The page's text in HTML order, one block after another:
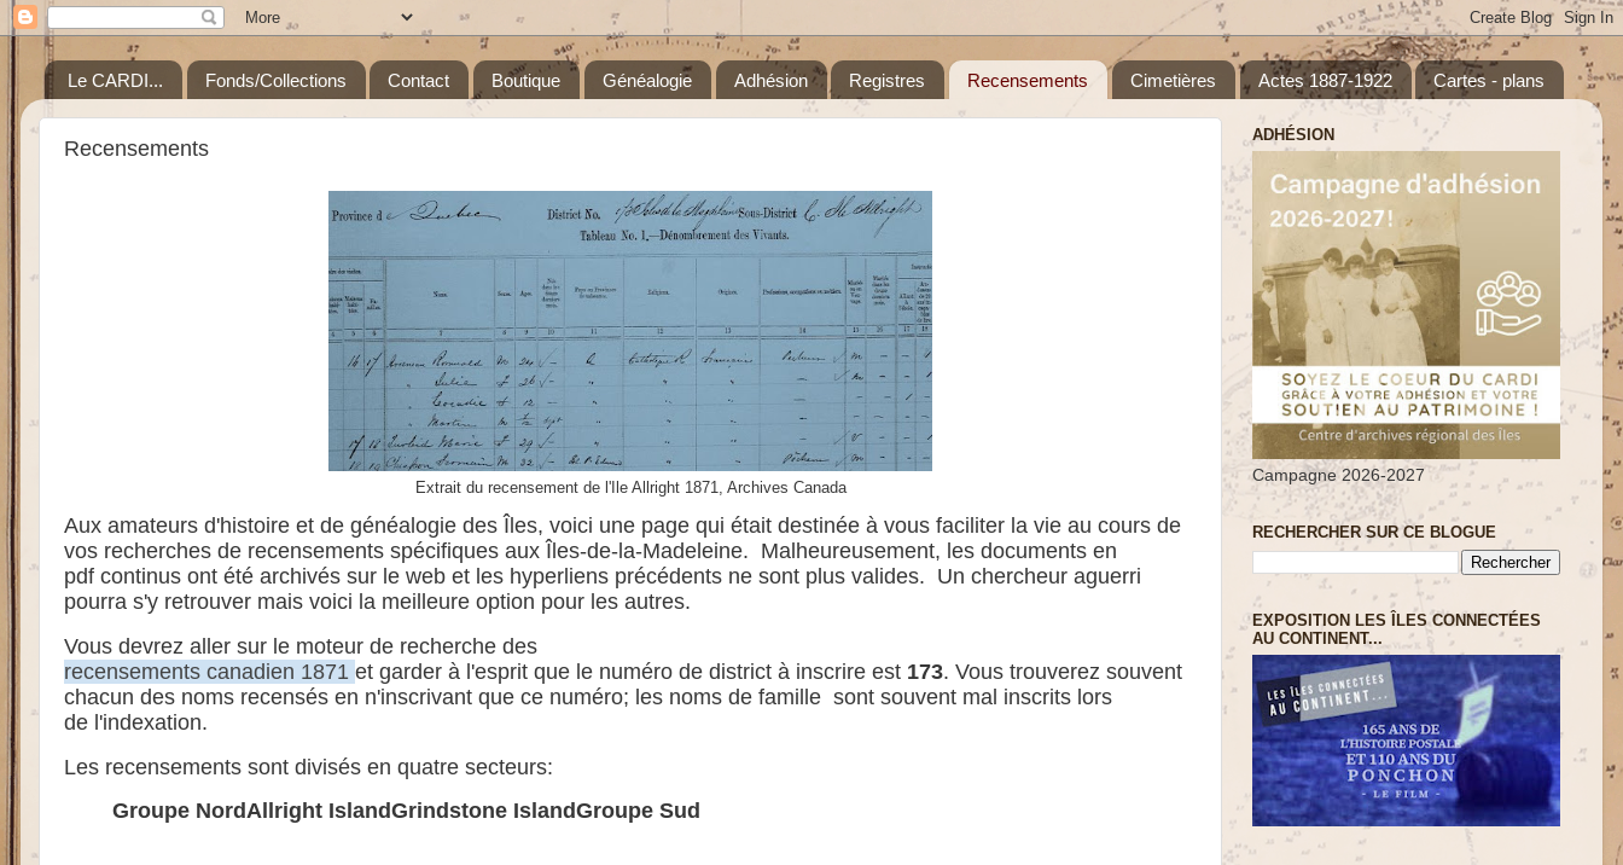
Le CARDI... Fonds/Collections Contact Boutique Généalogie Adhésion Registres Recensements Cimetières Actes 1887-1922 Cartes - plans
Recensements
Extrait du recensement de l'Ile Allright 1871, Archives Canada
Aux amateurs d'histoire et de généalogie des Îles, voici une page qui était destinée à vous faciliter la vie au cours de
vos recherches de recensements spécifiques aux Îles-de-la-Madeleine. Malheureusement, les documents en
pdf continus ont été archivés sur le web et les hyperliens précédents ne sont plus valides. Un chercheur aguerri
pourra s'y retrouver mais voici la meilleure option pour les autres.
Vous devrez aller sur le moteur de recherche des
recensements canadien 1871 et garder à l'esprit que le numéro de district à inscrire est 173. Vous trouverez souvent
chacun des noms recensés en n'inscrivant que ce numéro; les noms de famille sont souvent mal inscrits lors
de l'indexation.
Les recensements sont divisés en quatre secteurs:
Groupe NordAllright IslandGrindstone IslandGroupe Sud
ADHÉSION
Campagne 2026-2027
RECHERCHER SUR CE BLOGUE
EXPOSITION LES ÎLES CONNECTÉES
AU CONTINENT...